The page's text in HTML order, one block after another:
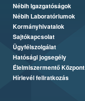
Nébih Igazgatóságok
Nébih Laboratóriumok
Kormányhivatalok
Sajtókapcsolat
Ügyfélszolgálat
Hatósági jogsegély
Élelmiszermentő Központ
Hírlevél feliratkozás